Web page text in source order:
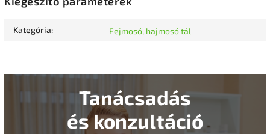
Kategória: Fejmosó, hajmosó tál
Tanácsadás
és konzultáció